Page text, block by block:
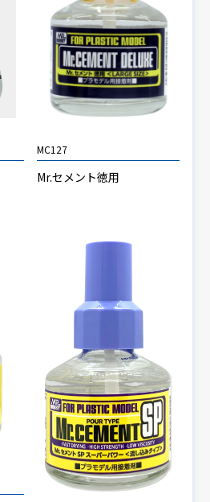
MC127
Mr.セメント徳用